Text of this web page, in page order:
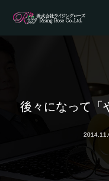
後々になって「